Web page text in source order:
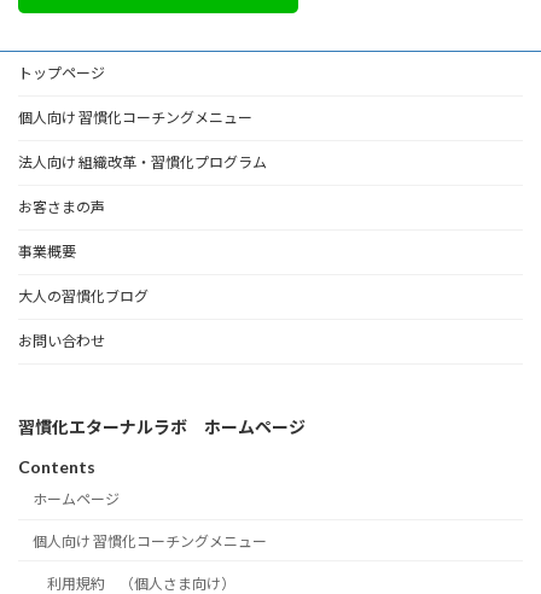
トップページ
個人向け 習慣化コーチングメニュー
法人向け 組織改革・習慣化プログラム
お客さまの声
事業概要
大人の習慣化ブログ
お問い合わせ
習慣化エターナルラボ ホームページ
Contents
ホームページ
個人向け 習慣化コーチングメニュー
利用規約 （個人さま向け）